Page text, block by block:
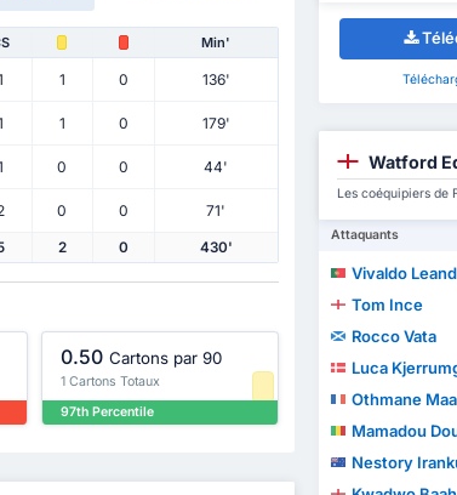
Min'
1 0 136'
1 0 179'
0 0 44'
0 0 71'
2 0 430'
0.50 Cartons par 90
1 Cartons Totaux
97th Percentile
Watford
Les coéquipiers de
Attaquants
Vivaldo Leandro Semedo
Tom Ince
Rocco Vata
Luca
Othmane
Mamadou
Nestory